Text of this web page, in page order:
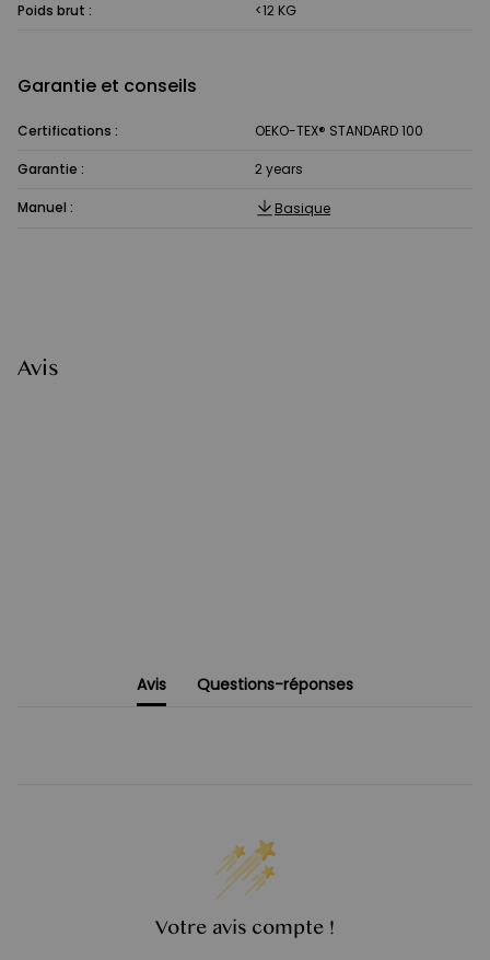
Poids brut : <12 KG
Garantie et conseils
Certifications : OEKO-TEX® STANDARD 100
Garantie : 2 years
Manuel : Basique
Avis
Avis Questions-réponses
Votre avis compte !